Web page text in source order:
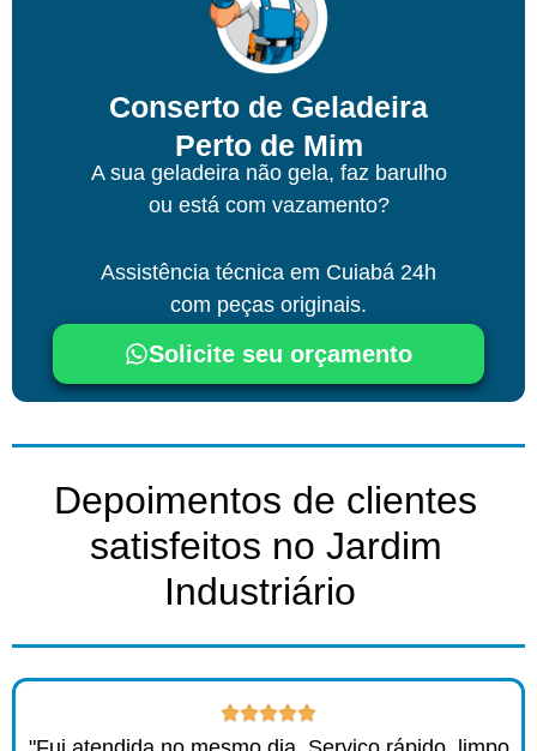
Conserto de Geladeira
Perto de Mim
A sua geladeira não gela, faz barulho
ou está com vazamento?
Assistência técnica em Cuiabá 24h
com peças originais.
Solicite seu orçamento
Depoimentos de clientes
satisfeitos no Jardim
Industriário ​